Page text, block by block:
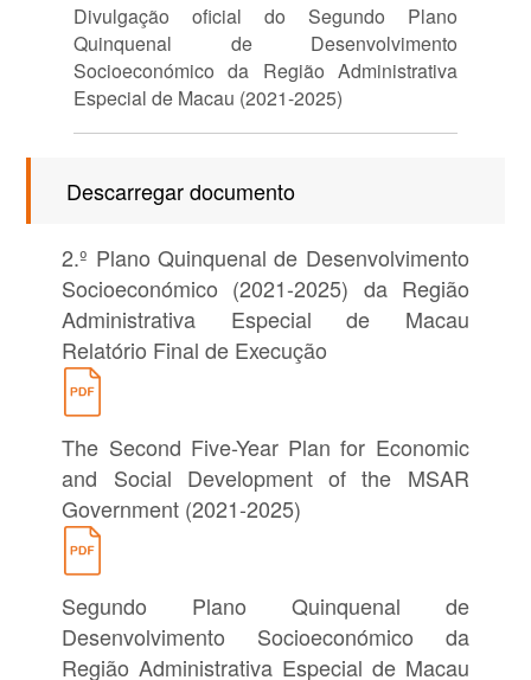
Divulgação oficial do Segundo Plano
Quinquenal de Desenvolvimento
Socioeconómico da Região Administrativa
Especial de Macau (2021-2025)
Descarregar documento
2.º Plano Quinquenal de Desenvolvimento
Socioeconómico (2021-2025) da Região
Administrativa Especial de Macau
Relatório Final de Execução
The Second Five-Year Plan for Economic
and Social Development of the MSAR
Government (2021-2025)
Segundo Plano Quinquenal de
Desenvolvimento Socioeconómico da
Região Administrativa Especial de Macau